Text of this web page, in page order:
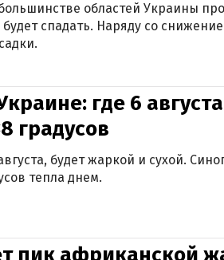
областей Украины
будет спадать. Наряду со
где 6
градусов
будет жаркой и сухой.
тепла днем.
пик африканской